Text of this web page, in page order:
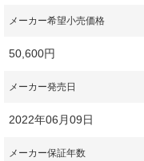
メーカー希望小売価格
50,600円
メーカー発売日
2022年06月09日
メーカー保証年数